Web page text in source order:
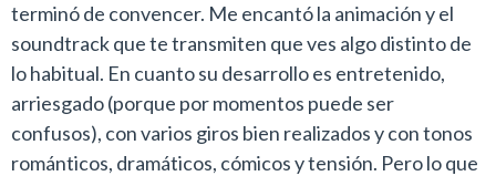
terminó de convencer. Me encantó la animación y el
soundtrack que te transmiten que ves algo distinto de
lo habitual. En cuanto su desarrollo es entretenido,
arriesgado (porque por momentos puede ser
confusos), con varios giros bien realizados y con tonos
románticos, dramáticos, cómicos y tensión. Pero lo que